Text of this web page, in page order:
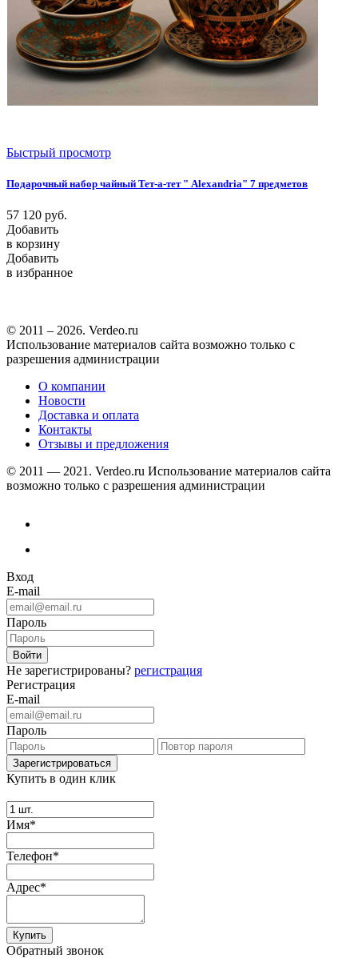
Быстрый просмотр
Подарочный набор чайный Тет-а-тет " Alexandria" 7 предметов
57 120 руб.
Добавить
в корзину
Добавить
в избранное
© 2011 – 2026. Verdeo.ru
Использование материалов сайта возможно только с
разрешения администрации
О компании
Новости
Доставка и оплата
Контакты
Отзывы и предложения
© 2011 — 2021. Verdeo.ru Использование материалов сайта
возможно только с разрешения администрации
Вход
E-mail
Пароль
Не зарегистрированы? регистрация
Регистрация
E-mail
Пароль
Купить в один клик
Имя*
Телефон*
Адрес*
Купить
Обратный звонок